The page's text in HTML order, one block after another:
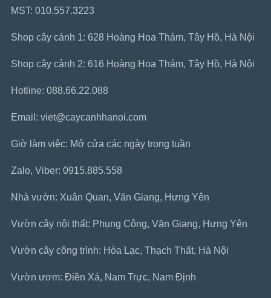
MST: 010.557.3223
Shop cây cảnh 1: 628 Hoàng Hoa Thám, Tây Hồ, Hà Nội
Shop cây cảnh 2: 616 Hoàng Hoa Thám, Tây Hồ, Hà Nội
Hotline: 088.66.22.088
Email: viet@caycanhhanoi.com
Giờ làm việc: Mở cửa các ngày trong tuần
Zalo, Viber: 0915.885.558
Nhà vườn: Xuân Quan, Văn Giang, Hưng Yên
Vườn cây nội thất: Phụng Công, Văn Giang, Hưng Yên
Vườn cây công trình: Hòa Lạc, Thạch Thất, Hà Nội
Vườn ươm: Điền Xá, Nam Trực, Nam Định